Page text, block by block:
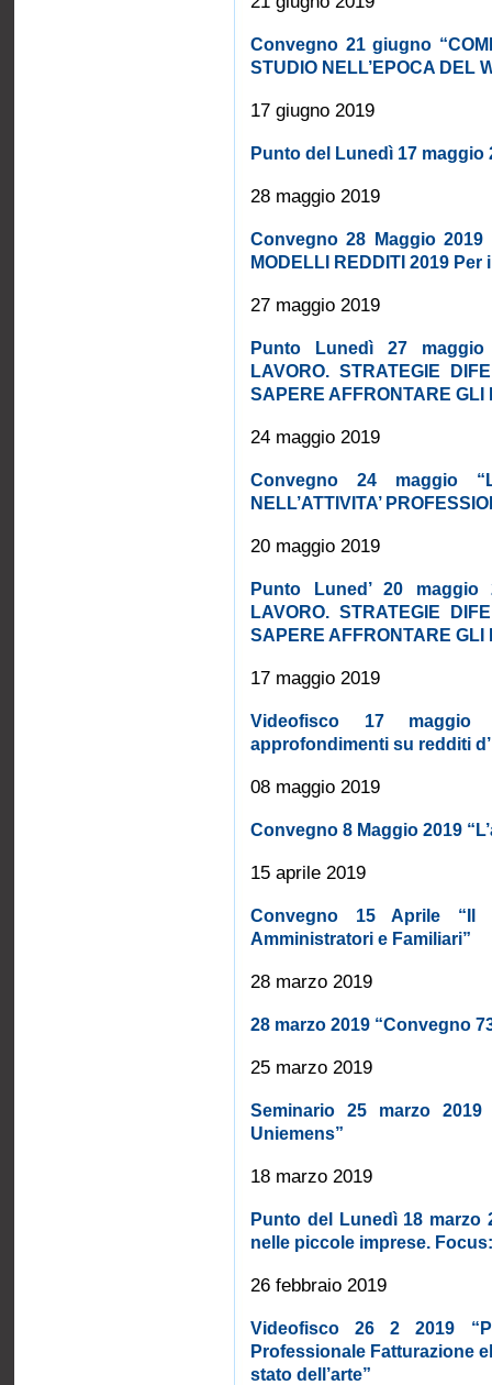
Convegno 21 giugno
STUDIO NELL’EPOCA DEL
17 giugno 2019
Punto del Lunedì 17 maggio
28 maggio 2019
Convegno 28 Maggio 2019
MODELLI REDDITI 2019
27 maggio 2019
Punto Lunedì 27 maggio
LAVORO. STRATEGIE
SAPERE AFFRONTARE GLI
24 maggio 2019
Convegno 24 maggio
NELL’ATTIVITA’
20 maggio 2019
Punto Luned’ 20 maggio
LAVORO. STRATEGIE
SAPERE AFFRONTARE GLI
17 maggio 2019
Videofisco 17 maggio
approfondimenti su redditi
08 maggio 2019
Convegno 8 Maggio 2019
15 aprile 2019
Convegno 15 Aprile
Amministratori e Familiari”
28 marzo 2019
28 marzo 2019 “Convegno
25 marzo 2019
Seminario 25 marzo
Uniemens”
18 marzo 2019
Punto del Lunedì 18 marzo
nelle piccole imprese.
26 febbraio 2019
Videofisco 26 2 2019
Professionale Fatturazione
stato dell’arte”